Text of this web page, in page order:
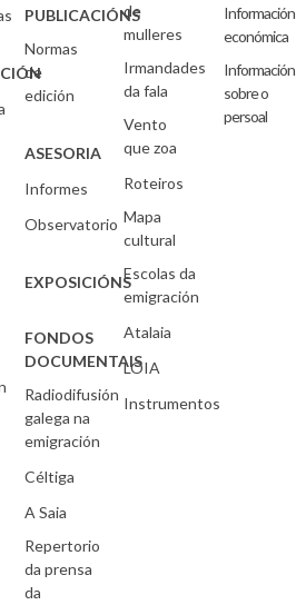
PUBLICACIÓNS
Normas
de
edición
ASESORIA
Informes
Observatorio
EXPOSICIÓNS
FONDOS
DOCUMENTAIS
Radiodifusión
galega na
emigración
Céltiga
A Saia
Repertorio
da prensa
da
de
mulleres
Irmandades
da fala
Vento
que zoa
Roteiros
Mapa
cultural
Escolas da
emigración
Atalaia
LOIA
Instrumentos
Información
económica
Información
sobre o
persoal